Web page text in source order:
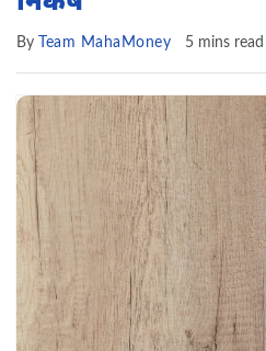
By Team MahaMoney 5 mins read